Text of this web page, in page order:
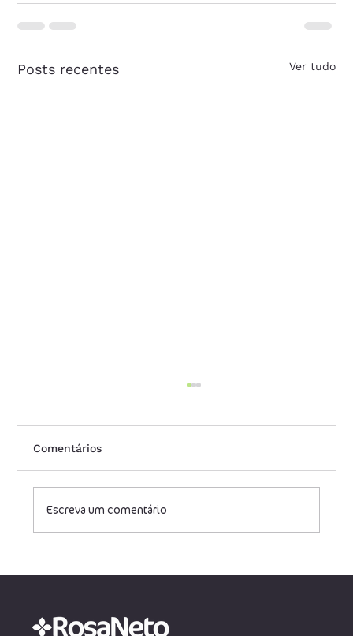
Posts recentes Ver tudo
Comentários
Escreva um comentário